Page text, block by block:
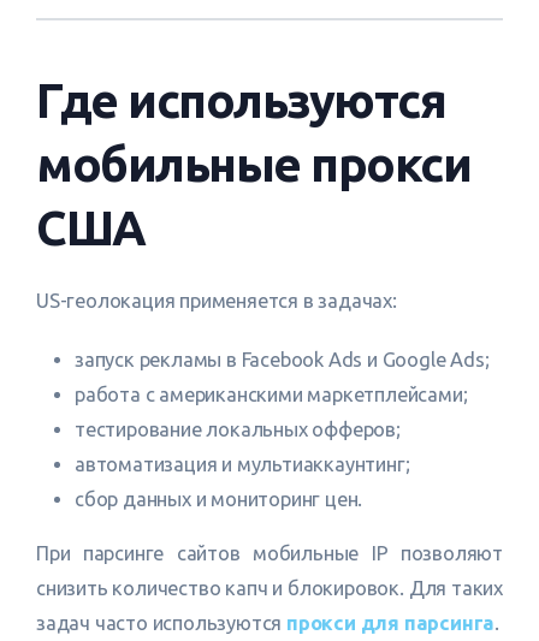
Где используются
мобильные прокси
США
US-геолокация применяется в задачах:
запуск рекламы в Facebook Ads и Google Ads;
работа с американскими маркетплейсами;
тестирование локальных офферов;
автоматизация и мультиаккаунтинг;
сбор данных и мониторинг цен.
При парсинге сайтов мобильные IP позволяют
снизить количество капч и блокировок. Для таких
задач часто используются прокси для парсинга.